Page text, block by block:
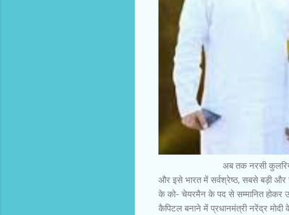
अब तक नरसी कुलरिया नरसी
और इसे भारत में सर्वश्रेष्ठ, सबसे बड़ी
के को- चेयरमैन के पद से सम्मानित होकर
कैपिटल बनाने में प्रधानमंत्री नरेंद्र